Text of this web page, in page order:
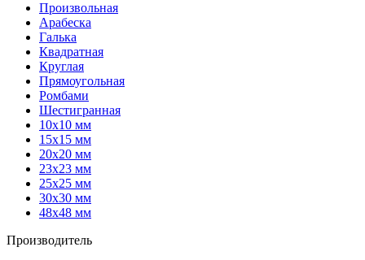
Произвольная
Арабеска
Галька
Квадратная
Круглая
Прямоугольная
Ромбами
Шестигранная
10х10 мм
15х15 мм
20х20 мм
23х23 мм
25х25 мм
30х30 мм
48х48 мм
Производитель